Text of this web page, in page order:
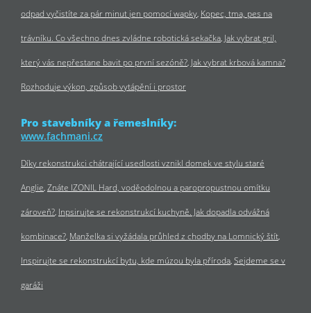
odpad vyčistíte za pár minut jen pomocí wapky Kopec, tma, pes na
trávníku. Co všechno dnes zvládne robotická sekačka Jak vybrat gril,
který vás nepřestane bavit po první sezóně? Jak vybrat krbová kamna?
Rozhoduje výkon, způsob vytápění i prostor
Pro stavebníky a řemeslníky:
www.fachmani.cz
Díky rekonstrukci chátrající usedlosti vznikl domek ve stylu staré
Anglie Znáte IZONIL Hard, voděodolnou a paropropustnou omítku
zároveň? Inpsirujte se rekonstrukcí kuchyně. Jak dopadla odvážná
kombinace? Manželka si vyžádala průhled z chodby na Lomnický štít
Inspirujte se rekonstrukcí bytu, kde múzou byla příroda Sejdeme se v
garáži